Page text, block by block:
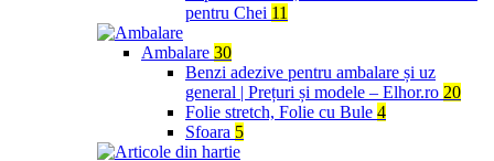
pentru Chei 11
Ambalare 30
Benzi adezive pentru ambalare și uz
general | Prețuri și modele – Elhor.ro 20
Folie stretch, Folie cu Bule 4
Sfoara 5